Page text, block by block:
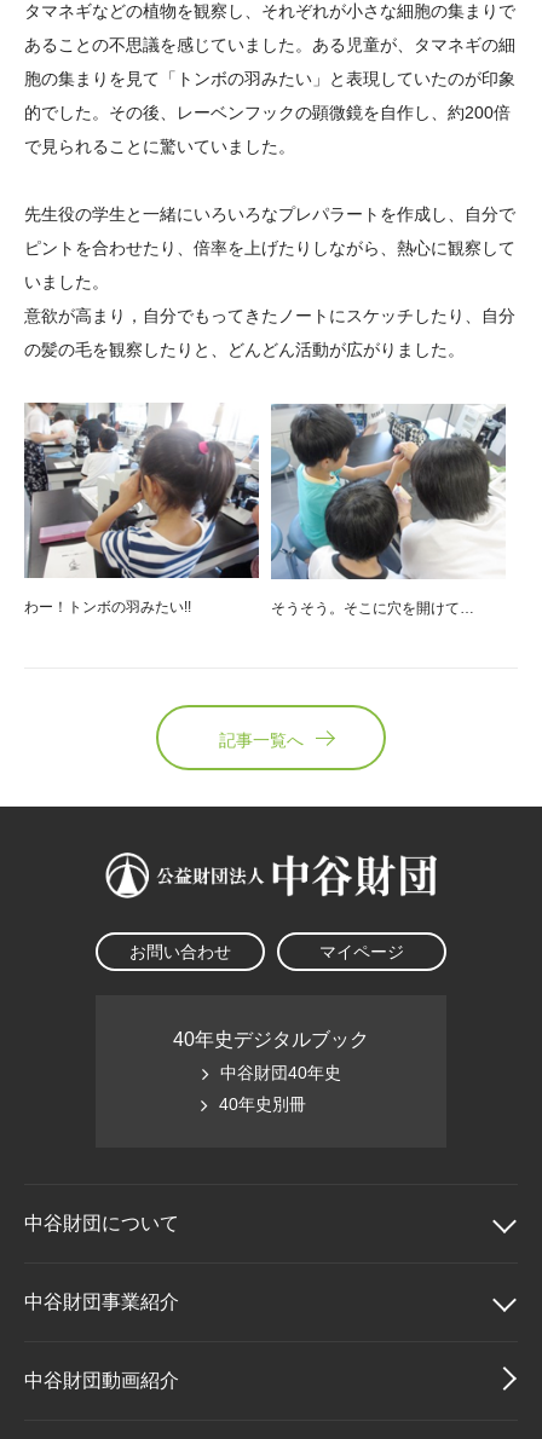
ログラム助成
タマネギなどの植物を観察し、それぞれが小さな細胞の集まりで
あることの不思議を感じていました。ある児童が、タマネギの細
胞の集まりを見て「トンボの羽みたい」と表現していたのが印象
的でした。その後、レーベンフックの顕微鏡を自作し、約200倍
で見られることに驚いていました。
先生役の学生と一緒にいろいろなプレパラートを作成し、自分で
ピントを合わせたり、倍率を上げたりしながら、熱心に観察して
いました。
意欲が高まり，自分でもってきたノートにスケッチしたり、自分
の髪の毛を観察したりと、どんどん活動が広がりました。
わー！トンボの羽みたい!! そうそう。そこに穴を開けて…
記事一覧へ
お問い合わせ マイページ
40年史デジタルブック
中谷財団40年史
40年史別冊
中谷財団について
中谷財団について
理事長挨拶
中谷財団事業紹介
中谷財団事業紹介
中谷財団動画紹介